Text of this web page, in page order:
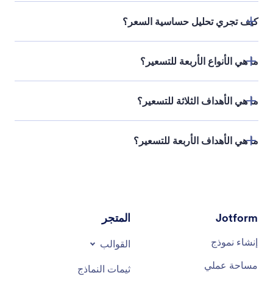
كيف تجري تحليل حساسية السعر؟
ما هي الأنواع الأربعة للتسعير؟
ما هي الأهداف الثلاثة للتسعير؟
ما هي الأهداف الأربعة للتسعير؟
Jotform
إنشاء نموذج
مساحة عملي
المتجر
القوالب
ثيمات النماذج